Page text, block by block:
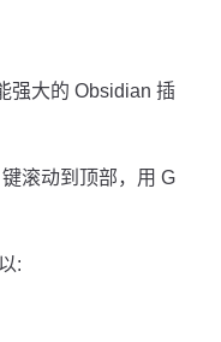
强大的 Obsidian 插
滚动到顶部，用 G
: